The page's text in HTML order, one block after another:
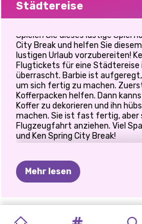
Städtereise
Spielen Sie dieses lustige Spiel
City Break und helfen Sie
lustigen Urlaub vorzubereiten!
Flugtickets für eine Städtereise
überrascht. Barbie ist
um sich fertig zu machen.
Kofferpacken helfen. Dann
Koffer zu dekorieren und ihn
machen. Sie ist fast fertig, aber
Flugzeugfahrt anziehen. Viel
und Ken Spring City Break!
Mehr lesen
GOLDIE
ELLIE
ELLIE